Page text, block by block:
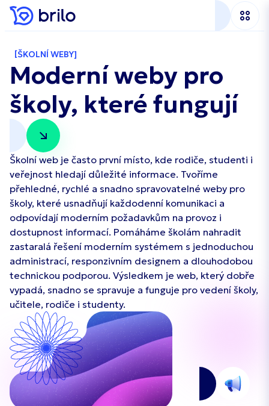
ŠKOLNÍ WEBY
Moderní weby pro
školy, které fungují
Školní web je často první místo, kde rodiče, studenti i
veřejnost hledají důležité informace. Tvoříme
přehledné, rychlé a snadno spravovatelné weby pro
školy, které usnadňují každodenní komunikaci a
odpovídají moderním požadavkům na provoz i
dostupnost informací. Pomáháme školám nahradit
zastaralá řešení moderním systémem s jednoduchou
administrací, responzivním designem a dlouhodobou
technickou podporou. Výsledkem je web, který dobře
vypadá, snadno se spravuje a funguje pro vedení školy,
učitele, rodiče i studenty.